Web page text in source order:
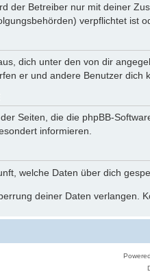
der Betreiber nur mit deiner
verpflichtet ist
dich unter den von dir
er und andere Benutzer
Seiten, die die phpBB-
informieren.
welche Daten über dich
deiner Daten verlangen.